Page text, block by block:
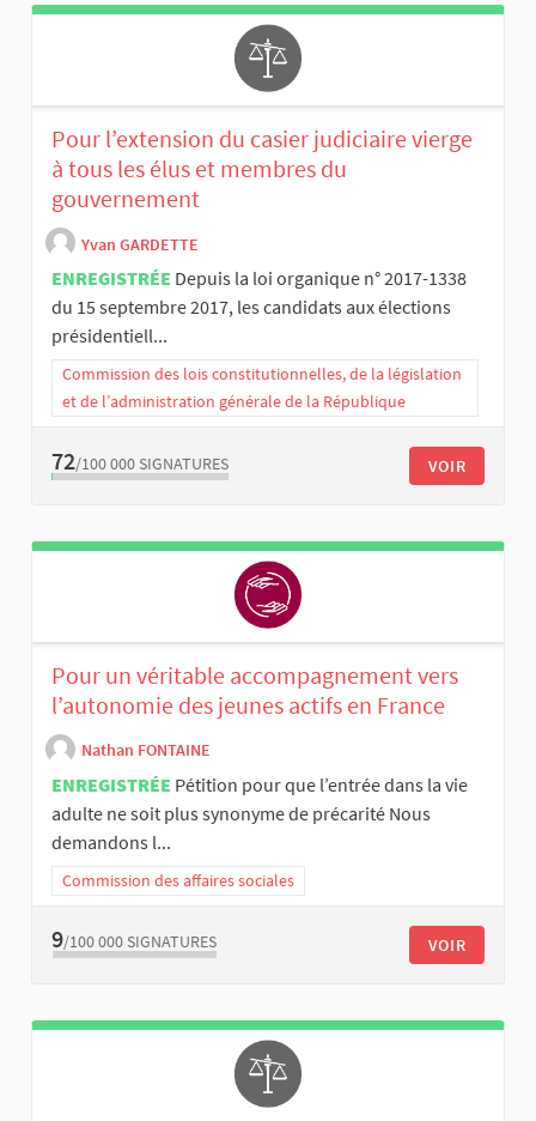
Pour l’extension du casier judiciaire vierge
à tous les élus et membres du
gouvernement
Yvan GARDETTE
ENREGISTRÉE Depuis la loi organique n° 2017-1338
du 15 septembre 2017, les candidats aux élections
présidentiell...
Commission des lois constitutionnelles, de la législation
et de l’administration générale de la République
72/100 000 SIGNATURES VOIR
Pour un véritable accompagnement vers
l’autonomie des jeunes actifs en France
Nathan FONTAINE
ENREGISTRÉE Pétition pour que l’entrée dans la vie
adulte ne soit plus synonyme de précarité Nous
demandons l...
Commission des affaires sociales
9/100 000 SIGNATURES VOIR